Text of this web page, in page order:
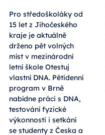
Pro středoškoláky od
15 let z Jihočeského
kraje je aktuálně
drženo pět volných
míst v mezinárodní
letní škole Otestuj
vlastní DNA. Pětidenní
program v Brně
nabídne práci s DNA,
testování fyzické
výkonnosti i setkání
se studenty z Česka a